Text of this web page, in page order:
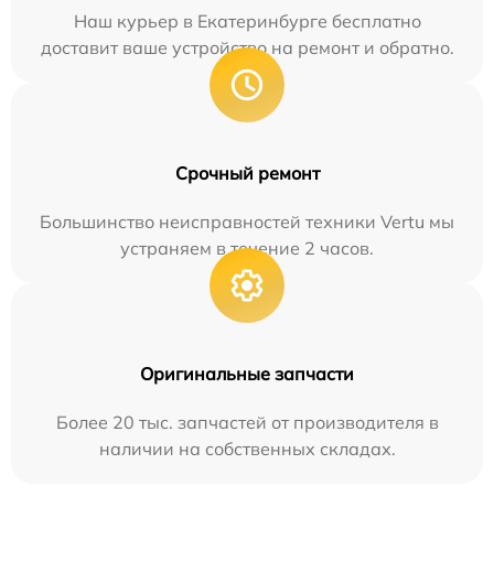
Наш курьер в Екатеринбурге бесплатно
доставит ваше устройство на ремонт и обратно.
Срочный ремонт
Большинство неисправностей техники Vertu мы
устраняем в течение 2 часов.
Оригинальные запчасти
Более 20 тыс. запчастей от производителя в
наличии на собственных складах.